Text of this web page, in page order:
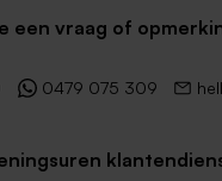
een vraag of
0479 075 309